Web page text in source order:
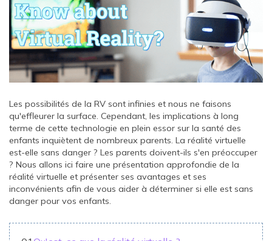
Les possibilités de la RV sont infinies et nous ne faisons
qu'effleurer la surface. Cependant, les implications à long
terme de cette technologie en plein essor sur la santé des
enfants inquiètent de nombreux parents. La réalité virtuelle
est-elle sans danger ? Les parents doivent-ils s'en préoccuper
? Nous allons ici faire une présentation approfondie de la
réalité virtuelle et présenter ses avantages et ses
inconvénients afin de vous aider à déterminer si elle est sans
danger pour vos enfants.